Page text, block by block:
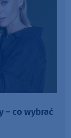
– co wybrać